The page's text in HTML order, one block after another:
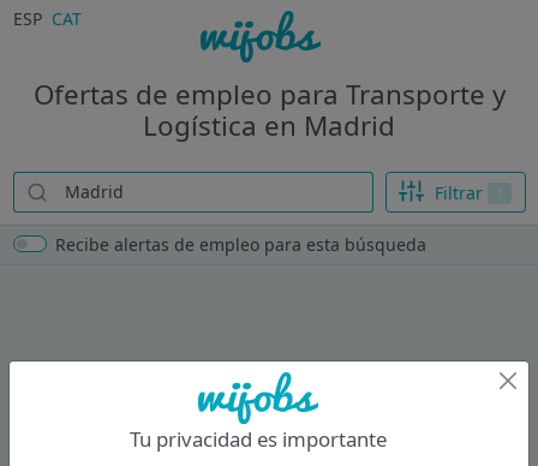
ESP CAT
Ofertas de empleo para Transporte y
Logística en Madrid
Filtrar
Recibe alertas de empleo para esta búsqueda
Tu privacidad es importante